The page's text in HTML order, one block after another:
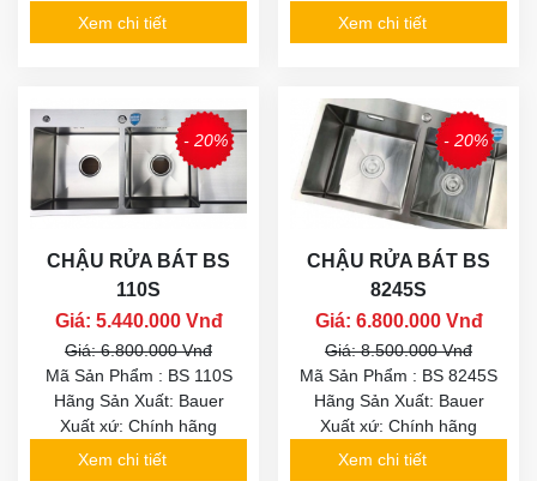
Xem chi tiết
Xem chi tiết
- 20%
CHẬU RỬA BÁT BS
110S
Giá: 5.440.000 Vnđ
Giá: 6.800.000 Vnđ
Mã Sản Phẩm : BS 110S
Hãng Sản Xuất: Bauer
Xuất xứ: Chính hãng
Xem chi tiết
- 20%
CHẬU RỬA BÁT BS
8245S
Giá: 6.800.000 Vnđ
Giá: 8.500.000 Vnđ
Mã Sản Phẩm : BS 8245S
Hãng Sản Xuất: Bauer
Xuất xứ: Chính hãng
Xem chi tiết